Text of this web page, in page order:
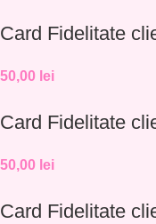
Card Fidelitate
50,00 lei
Card Fidelitate
50,00 lei
Card Fidelitate